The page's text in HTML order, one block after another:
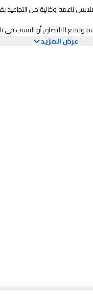
الالتصاق أو التسبب في
عرض المزيد